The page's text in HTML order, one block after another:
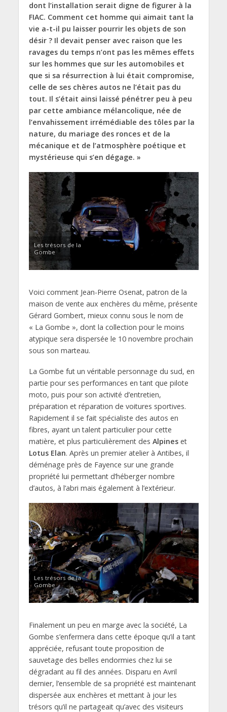
dont l’installation serait digne de figurer à la
FIAC. Comment cet homme qui aimait tant la
vie a-t-il pu laisser pourrir les objets de son
désir ? Il devait penser avec raison que les
ravages du temps n’ont pas les mêmes effets
sur les hommes que sur les automobiles et
que si sa résurrection à lui était compromise,
celle de ses chères autos ne l’était pas du
tout. Il s’était ainsi laissé pénétrer peu à peu
par cette ambiance mélancolique, née de
l’envahissement irrémédiable des tôles par la
nature, du mariage des ronces et de la
mécanique et de l’atmosphère poétique et
mystérieuse qui s’en dégage. »
Les trésors de la
Gombe
Voici comment Jean-Pierre Osenat, patron de la
maison de vente aux enchères du même, présente
Gérard Gombert, mieux connu sous le nom de
« La Gombe », dont la collection pour le moins
atypique sera dispersée le 10 novembre prochain
sous son marteau.
La Gombe fut un véritable personnage du sud, en
partie pour ses performances en tant que pilote
moto, puis pour son activité d’entretien,
préparation et réparation de voitures sportives.
Rapidement il se fait spécialiste des autos en
fibres, ayant un talent particulier pour cette
matière, et plus particulièrement des Alpineset
Lotus Elan. Après un premier atelier à Antibes, il
déménage près de Fayence sur une grande
propriété lui permettant d’héberger nombre
d’autos, à l’abri mais également à l’extérieur.
Les trésors de la
Gombe
Finalement un peu en marge avec la société, La
Gombe s’enfermera dans cette époque qu’il a tant
appréciée, refusant toute proposition de
sauvetage des belles endormies chez lui se
dégradant au fil des années. Disparu en Avril
dernier, l’ensemble de sa propriété est maintenant
dispersée aux enchères et mettant à jour les
trésors qu’il ne partageait qu’avec des visiteurs